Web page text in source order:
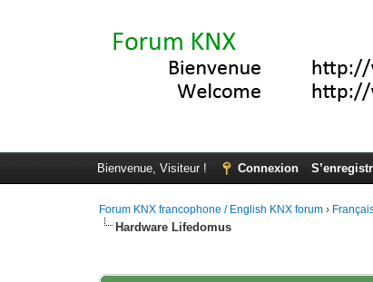
Bienvenue, Visiteur ! Connexion
Forum KNX francophone / English KNX forum ›
Hardware Lifedomus